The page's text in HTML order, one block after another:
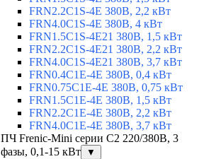
FRN2.2C1S-4E 380В, 2,2 кВт
FRN4.0C1S-4E 380В, 4 кВт
FRN1.5C1S-4E21 380В, 1,5 кВт
FRN2.2C1S-4E21 380В, 2,2 кВт
FRN4.0C1S-4E21 380В, 3,7 кВт
FRN0.4C1E-4E 380В, 0,4 кВт
FRN0.75C1E-4E 380В, 0,75 кВт
FRN1.5C1E-4E 380В, 1,5 кВт
FRN2.2C1E-4E 380В, 2,2 кВт
FRN4.0C1E-4E 380В, 3,7 кВт
ПЧ Frenic-Mini серии С2 220/380В, 3
фазы, 0,1-15 кВт
▼